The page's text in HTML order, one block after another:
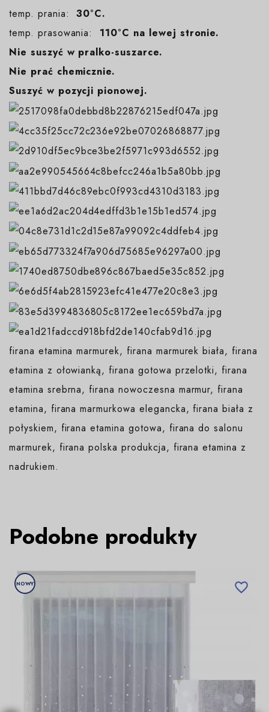
temp. prania:30°C.
temp. prasowania: 110°C na lewej stronie.
Nie suszyć w pralko-suszarce.
Nie prać chemicznie.
Suszyć w pozycji pionowej.
firana etamina marmurek, firana marmurek biała, firana
etamina z ołowianką, firana gotowa przelotki, firana
etamina srebrna, firana nowoczesna marmur, firana
etamina, firana marmurkowa elegancka, firana biała z
połyskiem, firana etamina gotowa, firana do salonu
marmurek, firana polska produkcja, firana etamina z
nadrukiem.
Podobne produkty
NOWY 